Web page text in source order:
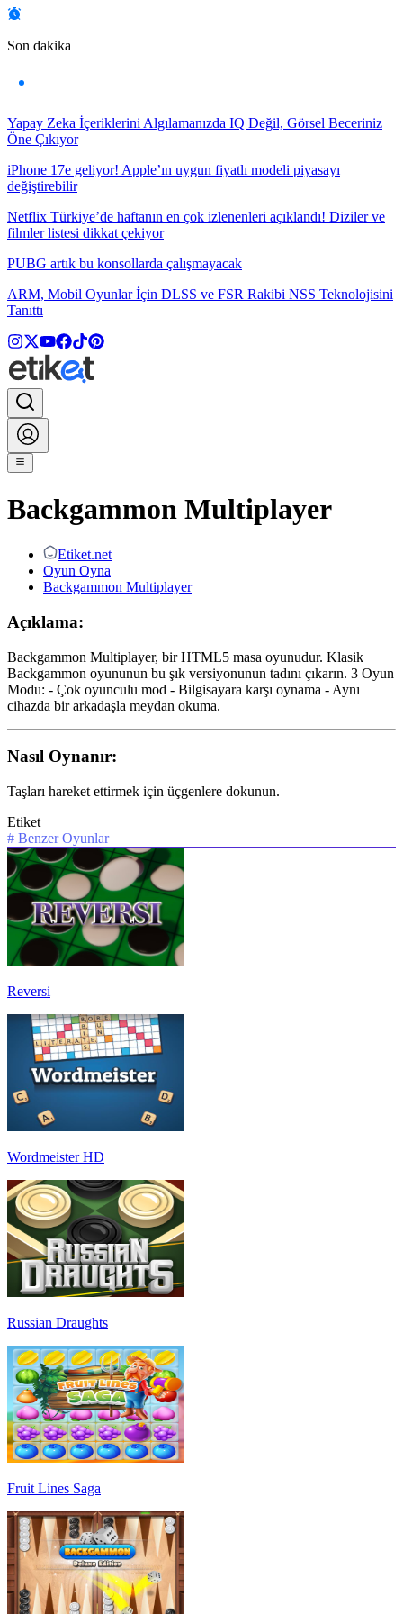
Son dakika
Yapay Zeka İçeriklerini Algılamanızda IQ Değil, Görsel Beceriniz
Öne Çıkıyor
iPhone 17e geliyor! Apple’ın uygun fiyatlı modeli piyasayı
değiştirebilir
Netflix Türkiye’de haftanın en çok izlenenleri açıklandı! Diziler ve
filmler listesi dikkat çekiyor
PUBG artık bu konsollarda çalışmayacak
ARM, Mobil Oyunlar İçin DLSS ve FSR Rakibi NSS Teknolojisini
Tanıttı
Backgammon Multiplayer
Etiket.net
Oyun Oyna
Backgammon Multiplayer
Açıklama:
Backgammon Multiplayer, bir HTML5 masa oyunudur. Klasik
Backgammon oyununun bu şık versiyonunun tadını çıkarın. 3 Oyun
Modu: - Çok oyunculu mod - Bilgisayara karşı oynama - Aynı
cihazda bir arkadaşla meydan okuma.
Nasıl Oynanır:
Taşları hareket ettirmek için üçgenlere dokunun.
Etiket
# Benzer Oyunlar
Reversi
Wordmeister HD
Russian Draughts
Fruit Lines Saga